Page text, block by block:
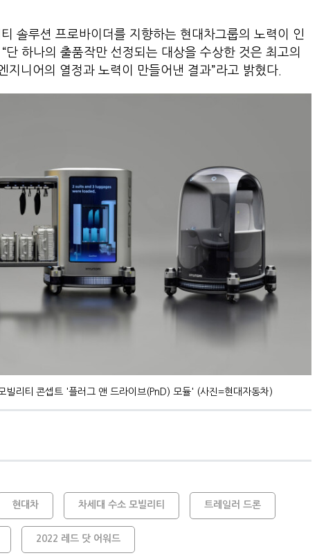
솔루션 프로바이더를 지향하는 현대차그룹의 노력이 인
단 하나의 출품작만 선정되는 대상을 수상한 것은 최고의
지니어의 열정과 노력이 만들어낸 결과”라고 밝혔다.
빌리티 콘셉트 '플러그 앤 드라이브(PnD) 모듈' (사진=현대자동차)
현대차 차세대 수소 모빌리티 트레일러 드론
2022 레드 닷 어워드